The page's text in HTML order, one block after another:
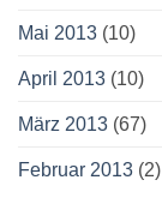
Mai 2013 (10)
April 2013 (10)
März 2013 (67)
Februar 2013 (2)